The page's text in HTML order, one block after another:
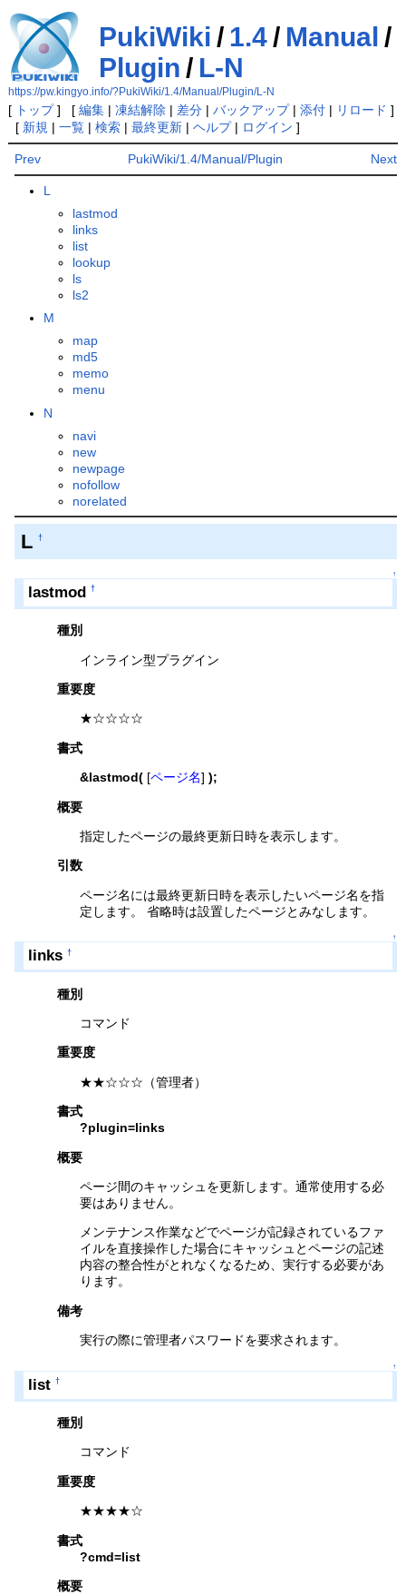
PukiWiki / 1.4/ Manual /
Plugin / L-N
https://pw.kingyo.info/?PukiWiki/1.4/Manual/Plugin/L-N
[ トップ] [ 編集| 凍結解除 | 差分| バックアップ| 添付| リロード ]
[ 新規 | 一覧| 検索| 最終更新| ヘルプ| ログイン ]
Prev Next
PukiWiki/1.4/Manual/Plugin
L
lastmod
links
list
lookup
ls
ls2
M
map
md5
memo
menu
N
navi
new
newpage
nofollow
norelated
L †
↑
lastmod†
種別
インライン型プラグイン
重要度
★☆☆☆☆
書式
&lastmod( [ページ名]);
概要
指定したページの最終更新日時を表示します。
引数
ページ名には最終更新日時を表示したいページ名を指
定します。 省略時は設置したページとみなします。
↑
links†
種別
コマンド
重要度
★★☆☆☆（管理者）
書式
?plugin=links
概要
ページ間のキャッシュを更新します。通常使用する必
要はありません。
メンテナンス作業などでページが記録されているファ
イルを直接操作した場合にキャッシュとページの記述
内容の整合性がとれなくなるため、実行する必要があ
ります。
備考
実行の際に管理者パスワードを要求されます。
↑
list†
種別
コマンド
重要度
★★★★☆
書式
?cmd=list
概要